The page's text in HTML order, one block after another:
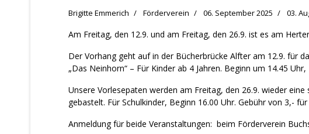
Brigitte Emmerich Förderverein 06. September 2025 03.
Am Freitag, den 12.9. und am Freitag, den 26.9. ist es am
Der Vorhang geht auf in der Bücherbrücke Alfter am 12.9. für
„Das Neinhorn“ – Für Kinder ab 4 Jahren. Beginn um 14.45
Unsere Vorlesepaten werden am Freitag, den 26.9. wieder
gebastelt. Für Schulkinder, Beginn 16.00 Uhr. Gebühr von 3,-
Anmeldung für beide Veranstaltungen: beim Förderverein